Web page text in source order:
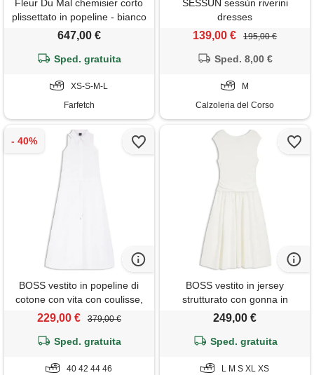
Fleur Du Mal chemisier corto
plissettato in popeline - bianco
647,00 €
Sped. gratuita
XS-S-M-L
Farfetch
SESSUN sessùn riverini
dresses
139,00 € 195,00 €
Sped. 8,00 €
M
Calzoleria del Corso
BOSS vestito in popeline di
cotone con vita con coulisse,
bianco
229,00 € 379,00 €
Sped. gratuita
40 42 44 46
BOSS vestito in jersey
strutturato con gonna in
popeline, bianco
249,00 €
Sped. gratuita
L M S XL XS